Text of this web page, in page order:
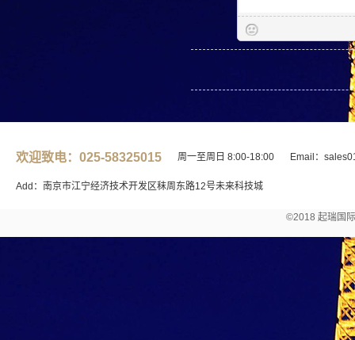
欢迎致电：025-58325015 周一至周日 8:00-18:00 Email：
Add：南京市江宁经济技术开发区秣周东路12号未来科技城
©2018 起瑞国